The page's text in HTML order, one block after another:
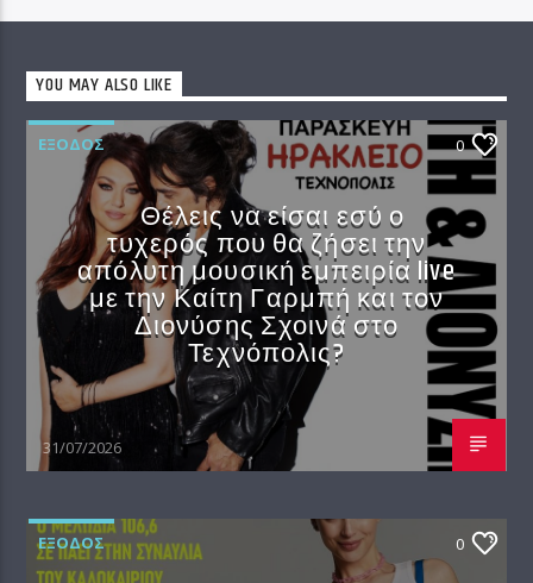
YOU MAY ALSO LIKE
EΞΟΔΟΣ 0
Θέλεις να είσαι εσύ ο
τυχερός που θα ζήσει την
απόλυτη μουσική εμπειρία live
με την Καίτη Γαρμπή και τον
Διονύσης Σχοινά στο
Τεχνόπολις?
31/07/2026
EΞΟΔΟΣ 0